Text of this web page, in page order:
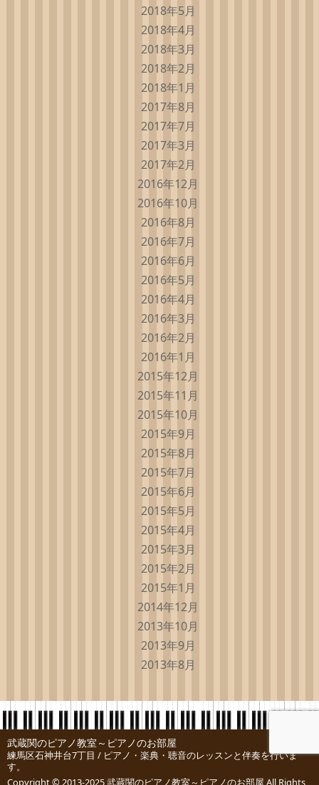
2018年5月
2018年4月
2018年3月
2018年2月
2018年1月
2017年8月
2017年7月
2017年3月
2017年2月
2016年12月
2016年10月
2016年8月
2016年7月
2016年6月
2016年5月
2016年4月
2016年3月
2016年2月
2016年1月
2015年12月
2015年11月
2015年10月
2015年9月
2015年8月
2015年7月
2015年6月
2015年5月
2015年4月
2015年3月
2015年2月
2015年1月
2014年12月
2013年10月
2013年9月
2013年8月
武蔵関のピアノ教室～ピアノのお部屋
練馬区石神井台7丁目 / ピアノ・楽典・聴音のレッスンと伴奏を行いま
す。
Copyright © 2013-2025武蔵関のピアノ教室～ピアノのお部屋 All Rights